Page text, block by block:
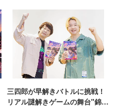
三四郎が早解きバトルに挑戦！
リアル謎解きゲームの舞台"錦糸